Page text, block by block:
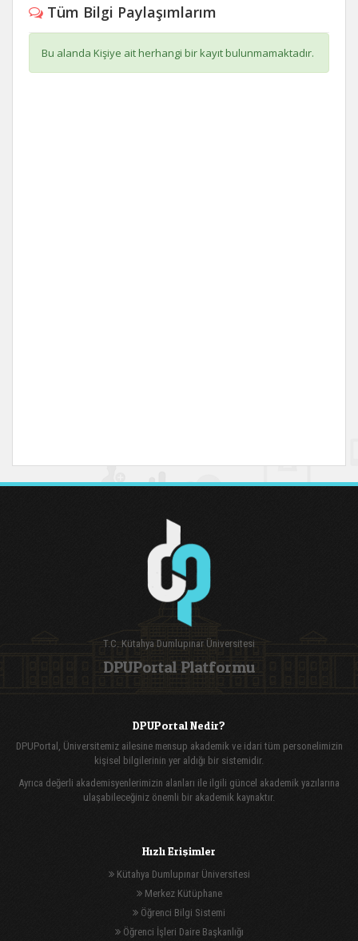
Tüm Bilgi Paylaşımlarım
Bu alanda Kişiye ait herhangi bir kayıt bulunmamaktadır.
T.C. Kütahya Dumlupınar Üniversitesi
DPUPortal Platformu
DPUPortal Nedir?
DPUPortal, Üniversitemiz ailesine mensup akademik ve idari tüm personelimizin
kişisel bilgilerinin yer aldığı bir sistemidir.
Ayrıca değerli akademisyenlerimizin alanları ile ilgili güncel akademik yazılarına
ulaşabileceğiniz önemli bir akademik kaynaktır.
Hızlı Erişimler
Kütahya Dumlupınar Üniversitesi
Merkez Kütüphane
Öğrenci Bilgi Sistemi
Öğrenci İşleri Daire Başkanlığı